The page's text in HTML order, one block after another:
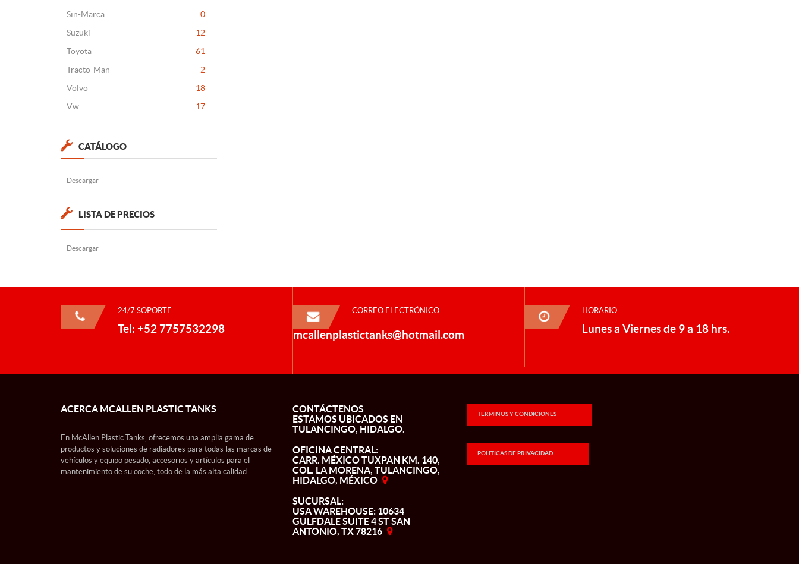
Sin-Marca
0
Suzuki
12
Toyota
61
Tracto-Man
2
Volvo
18
Vw
17
CATÁLOGO
Descargar
LISTA DE PRECIOS
Descargar
24/7 SOPORTE
Tel: +52 7757532298
CORREO ELECTRÓNICO
mcallenplastictanks@hotmail.com
HORARIO
Lunes a Viernes de 9 a 18 hrs.
ACERCA MCALLEN PLASTIC TANKS
En McAllen Plastic Tanks, ofrecemos una amplia gama de
productos y soluciones de radiadores para todas las marcas de
vehículos y equipo pesado, accesorios y artículos para el
mantenimiento de su coche, todo de la más alta calidad.
CONTÁCTENOS
ESTAMOS UBICADOS EN
TULANCINGO, HIDALGO.
OFICINA CENTRAL:
CARR. MÉXICO TUXPAN KM. 140,
COL. LA MORENA, TULANCINGO,
HIDALGO, MÉXICO
SUCURSAL:
USA WAREHOUSE: 10634
GULFDALE SUITE 4 ST SAN
ANTONIO, TX 78216
TÉRMINOS Y CONDICIONES
POLÍTICAS DE PRIVACIDAD